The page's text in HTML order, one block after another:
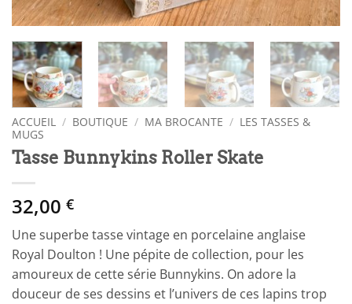
ACCUEIL / BOUTIQUE / MA BROCANTE / LES TASSES &
MUGS
Tasse Bunnykins Roller Skate
32,00 €
Une superbe tasse vintage en porcelaine anglaise
Royal Doulton ! Une pépite de collection, pour les
amoureux de cette série Bunnykins. On adore la
douceur de ses dessins et l’univers de ces lapins trop